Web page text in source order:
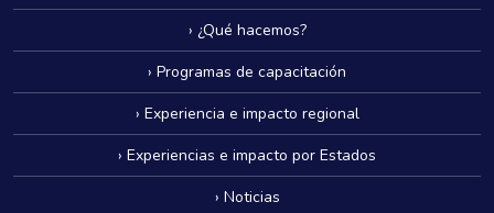
› ¿Qué hacemos?
› Programas de capacitación
› Experiencia e impacto regional
› Experiencias e impacto por Estados
› Noticias